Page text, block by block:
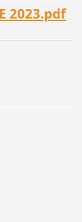
2023.pdf